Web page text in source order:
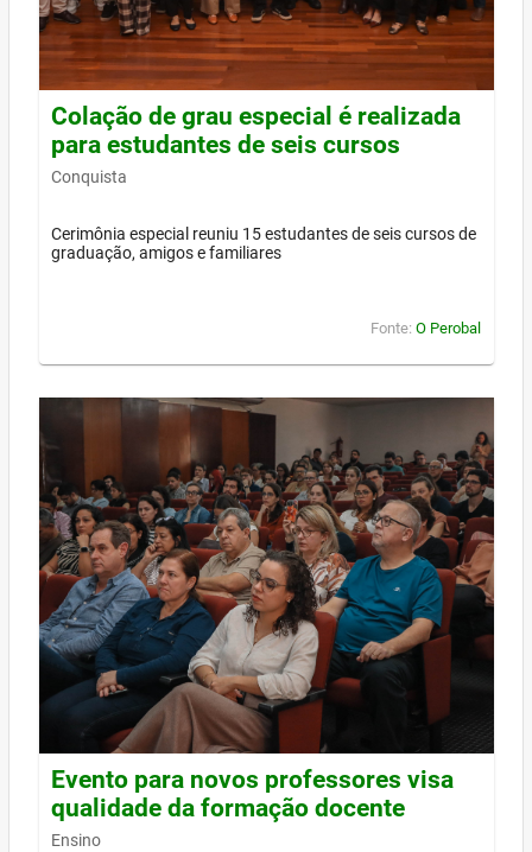
Colação de grau especial é realizada
para estudantes de seis cursos
Conquista
Cerimônia especial reuniu 15 estudantes de seis cursos de
graduação, amigos e familiares
Fonte: O Perobal
Evento para novos professores visa
qualidade da formação docente
Ensino